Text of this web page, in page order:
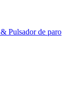
Pulsador de paro